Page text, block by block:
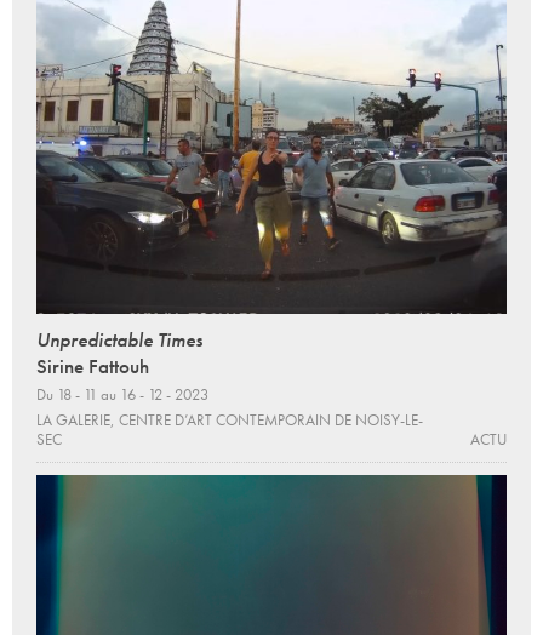
Unpredictable Times
Sirine Fattouh
Du 18 - 11 au 16 - 12 - 2023
LA GALERIE, CENTRE D’ART CONTEMPORAIN DE NOISY-LE-
SEC
ACTU